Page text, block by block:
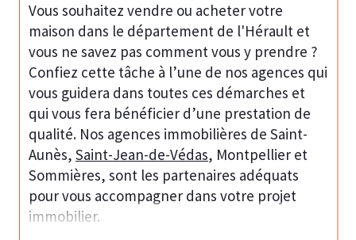
Vous souhaitez vendre ou acheter votre
maison dans le département de l'Hérault et
vous ne savez pas comment vous y prendre ?
Confiez cette tâche à l’une de nos agences qui
vous guidera dans toutes ces démarches et
qui vous fera bénéficier d’une prestation de
qualité. Nos agences immobilières de Saint-
Aunès, Saint-Jean-de-Védas, Montpellier et
Sommières, sont les partenaires adéquats
pour vous accompagner dans votre projet
immobilier.